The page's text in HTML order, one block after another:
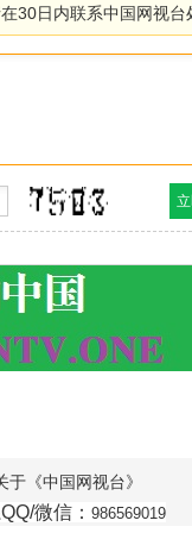
30日内联系中国网视台
于《中国网视台》
微信： 986569019